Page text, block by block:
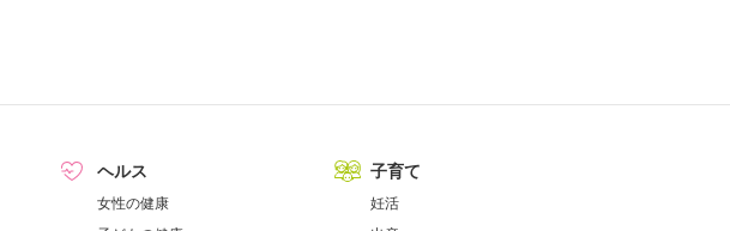
ヘルス
女性の健康
子育て
妊活